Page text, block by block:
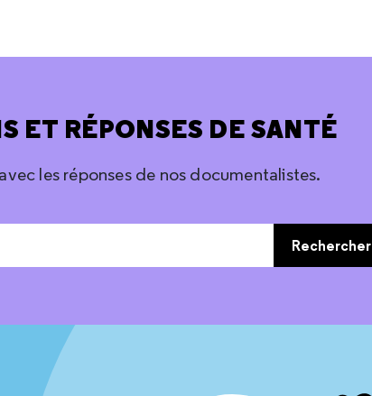
ET RÉPONSES DE SANTÉ
les réponses de nos documentalistes.
Rechercher